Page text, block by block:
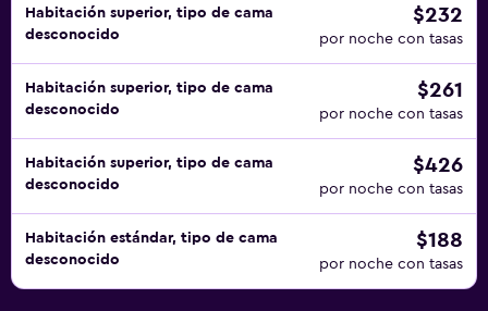
Habitación superior, tipo de cama
desconocido
$232
por noche con tasas
Habitación superior, tipo de cama
desconocido
$261
por noche con tasas
Habitación superior, tipo de cama
desconocido
$426
por noche con tasas
Habitación estándar, tipo de cama
desconocido
$188
por noche con tasas